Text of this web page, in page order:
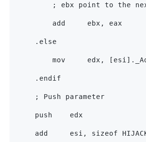
; ebx point to the
        add     ebx, eax
    .else
mov     edx,
    .endif
    ; Push parameter
    push    edx
add     esi, sizeof